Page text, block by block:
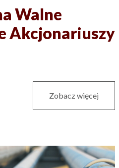
Walne
Akcjonariuszy
Zobacz więcej